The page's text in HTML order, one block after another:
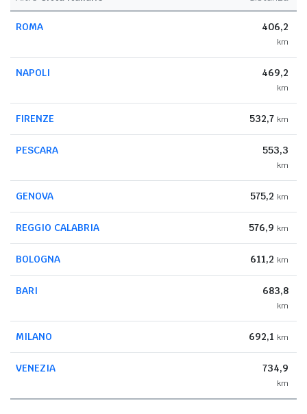
ROMA 406,2
km
NAPOLI 469,2
km
FIRENZE 532,7 km
PESCARA 553,3
km
GENOVA 575,2 km
REGGIO CALABRIA 576,9 km
BOLOGNA 611,2 km
BARI 683,8
km
MILANO 692,1 km
VENEZIA 734,9
km